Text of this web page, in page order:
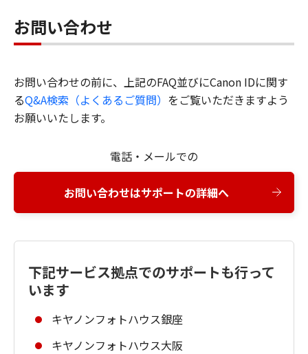
お問い合わせ
お問い合わせの前に、上記のFAQ並びにCanon IDに関す
るQ&A検索（よくあるご質問） をご覧いただきますよう
お願いいたします。
電話・メールでの
お問い合わせはサポートの詳細へ
下記サービス拠点でのサポートも行って
います
キヤノンフォトハウス銀座
キヤノンフォトハウス大阪